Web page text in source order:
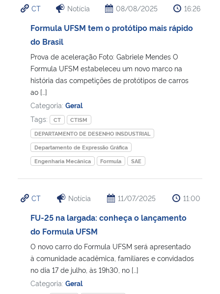
Ministério da Cidadania
Ministério de Minas e Energia
Ministério da Ciência, Tecnologia, Inovações e Comunicações
Ministério do Meio Ambiente
Ministério do Turismo
Ministério do Desenvolvimento Regional
Ministério da Mulher, da Família e dos Direitos Humanos
Secretaria-Geral
Secretaria de Governo
CT Notícia 08/08/2025 16:26
Formula UFSM tem o protótipo mais rápido
do Brasil
Prova de aceleração Foto: Gabriele Mendes O
Formula UFSM estabeleceu um novo marco na
história das competições de protótipos de carros
ao […]
Categoria: Geral
Tags:
CT
CTISM
DEPARTAMENTO DE DESENHO INSDUSTRIAL
Departamento de Expressão Gráfica
Engenharia Mecânica
Formula SAE
CT Notícia 11/07/2025 11:00
FU-25 na largada: conheça o lançamento
do Formula UFSM
O novo carro do Formula UFSM será apresentado
à comunidade acadêmica, familiares e convidados
no dia 17 de julho, às 19h30, no […]
Categoria: Geral